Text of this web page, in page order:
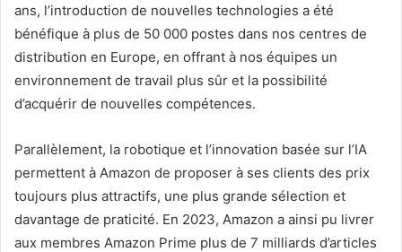
ans, l’introduction de nouvelles technologies a été
bénéfique à plus de 50 000 postes dans nos centres de
distribution en Europe, en offrant à nos équipes un
environnement de travail plus sûr et la possibilité
d’acquérir de nouvelles compétences.
Parallèlement, la robotique et l’innovation basée sur l’IA
permettent à Amazon de proposer à ses clients des prix
toujours plus attractifs, une plus grande sélection et
davantage de praticité. En 2023, Amazon a ainsi pu livrer
aux membres Amazon Prime plus de 7 milliards d’articles